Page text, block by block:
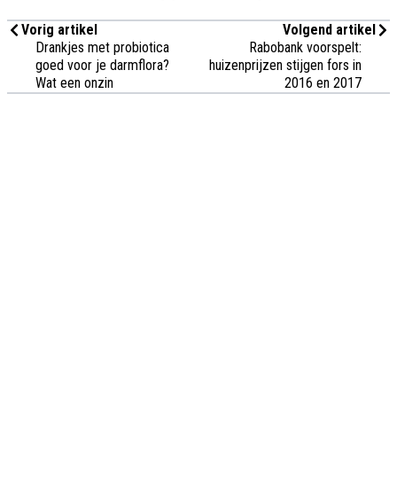
Vorig artikel
Drankjes met probiotica
goed voor je darmflora?
Wat een onzin
Volgend artikel
Rabobank voorspelt:
huizenprijzen stijgen fors in
2016 en 2017